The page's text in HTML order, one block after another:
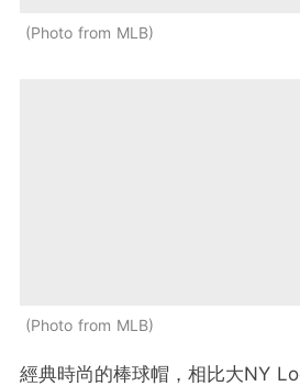
Photo from MLB
Photo from MLB
經典時尚的棒球帽，相比大NY